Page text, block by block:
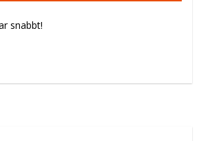
snabbt!